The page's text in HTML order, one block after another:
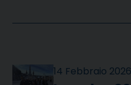
14 Febbraio 2026